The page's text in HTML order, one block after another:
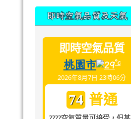
即時空氣品質及天氣
即時空氣品質
桃園市 29°c
2026年8月7日 23時06分
74 普通